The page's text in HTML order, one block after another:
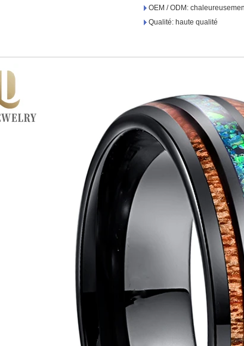
OEM / ODM:
Qualité: haute qualité